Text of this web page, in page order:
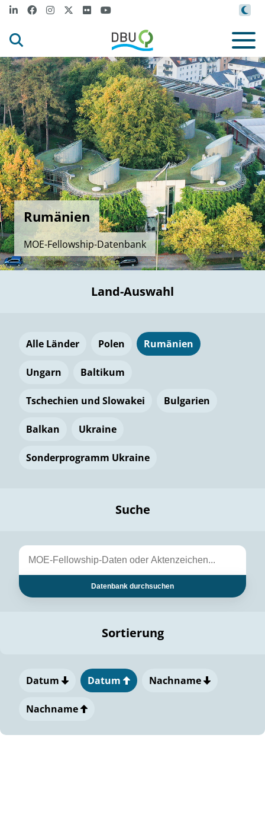
Rumänien
MOE-Fellowship-Datenbank
Land-Auswahl
Alle Länder Polen Rumänien
Ungarn Baltikum
Tschechien und Slowakei Bulgarien
Balkan Ukraine
Sonderprogramm Ukraine
Suche
Datenbank durchsuchen
Sortierung
Datum Datum Nachname
Nachname